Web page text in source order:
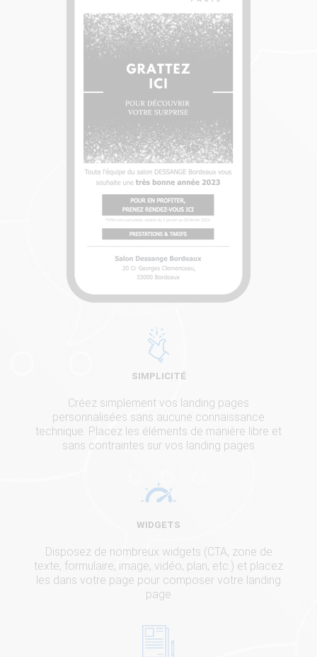
SIMPLICITÉ
Créez simplement vos landing pages
personnalisées sans aucune connaissance
technique. Placez les éléments de manière libre et
sans contraintes sur vos landing pages
WIDGETS
Disposez de nombreux widgets (CTA, zone de
texte, formulaire, image, vidéo, plan, etc.) et placez
les dans votre page pour composer votre landing
page